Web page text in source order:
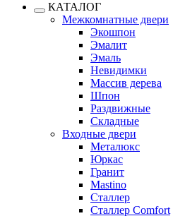
КАТАЛОГ
Межкомнатные двери
Экошпон
Эмалит
Эмаль
Невидимки
Массив дерева
Шпон
Раздвижные
Складные
Входные двери
Металюкс
Юркас
Гранит
Mastino
Сталлер
Сталлер Comfort